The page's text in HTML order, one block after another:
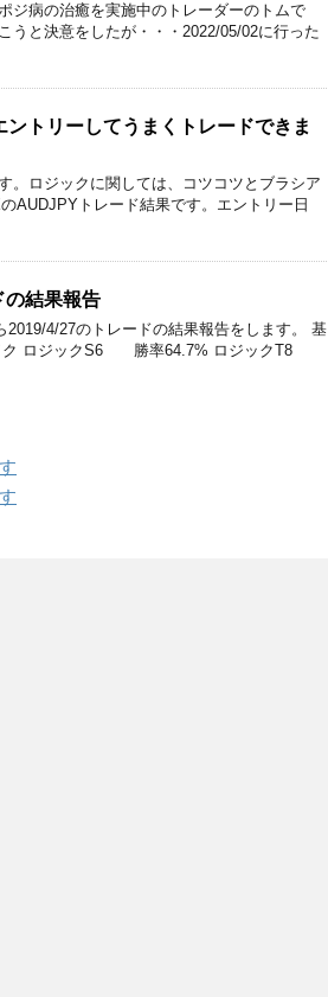
ジ病の治癒を実施中のトレーダーのトムで
うと決意をしたが・・・2022/05/02に行った
トリーしてうまくトレードできま
。ロジックに関しては、コツコツとブラシア
AUDJPYトレード結果です。エントリー日
の結果報告
4/27のトレードの結果報告をします。 基
ク ロジックS6 勝率64.7% ロジックT8